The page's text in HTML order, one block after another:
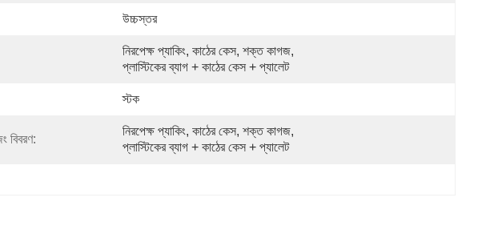
উচ্চস্তর
নিরপেক্ষ প্যাকিং, কাঠের কেস, শক্ত কাগজ,
প্লাস্টিকের ব্যাগ + কাঠের কেস + প্যালেট
স্টক
বিবরণ:
নিরপেক্ষ প্যাকিং, কাঠের কেস, শক্ত কাগজ,
প্লাস্টিকের ব্যাগ + কাঠের কেস + প্যালেট